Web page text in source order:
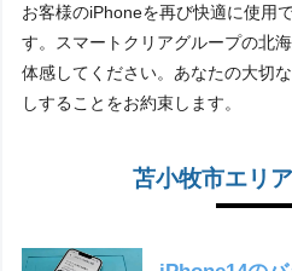
お客様のiPhoneを再び快適に使用
す。スマートクリアグループの北
体感してください。あなたの大切
しすることをお約束します。
苫小牧市エリ